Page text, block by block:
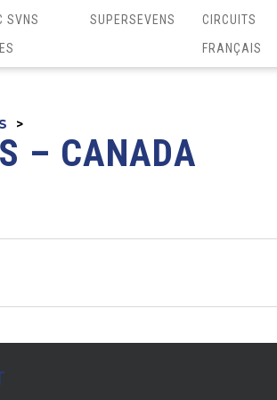
SVNS
SUPERSEVENS
CIRCUITS
FRANÇAIS
>
– CANADA